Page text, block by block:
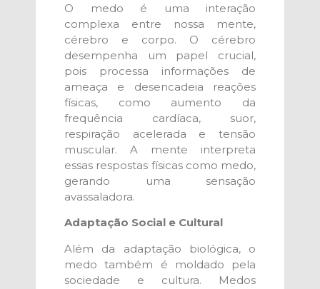
O medo é uma interação
complexa entre nossa mente,
cérebro e corpo. O cérebro
desempenha um papel crucial,
pois processa informações de
ameaça e desencadeia reações
físicas, como aumento da
frequência cardíaca, suor,
respiração acelerada e tensão
muscular. A mente interpreta
essas respostas físicas como medo,
gerando uma sensação
avassaladora.
Adaptação Social e Cultural
Além da adaptação biológica, o
medo também é moldado pela
sociedade e cultura. Medos